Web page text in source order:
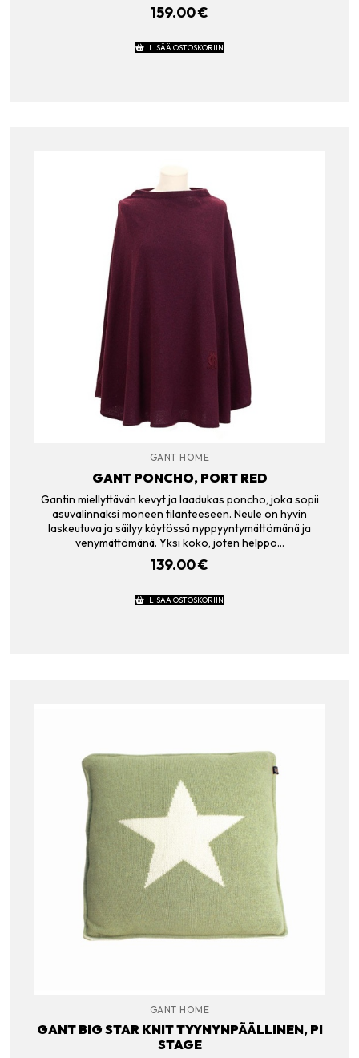
159.00€
LISÄÄ OSTOSKORIIN
GANT HOME
GANT PONCHO, PORT RED
Gantin miellyttävän kevyt ja laadukas poncho, joka sopii
asuvalinnaksi moneen tilanteeseen. Neule on hyvin
laskeutuva ja säilyy käytössä nyppyyntymättömänä ja
venymättömänä. Yksi koko, joten helppo…
139.00€
LISÄÄ OSTOSKORIIN
GANT HOME
GANT BIG STAR KNIT TYYNYNPÄÄLLINEN, PI
STAGE